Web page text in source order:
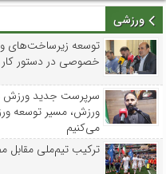
ورزشی
توسعه
خصوصی در دستور
سرپرست جدید ورزش و
ورزش، مسیر توسعه
می‌کنیم
ترکیب تیم‌ملی مقابل